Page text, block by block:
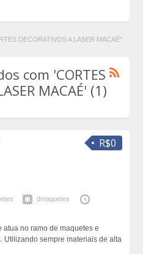
DECORATIVOS A LASER MACAÉ"
com 'CORTES
MACAÉ' (1)
R$0
dmaquetes
atua no ramo de maquetes e
Utilizando sempre materiais de alta